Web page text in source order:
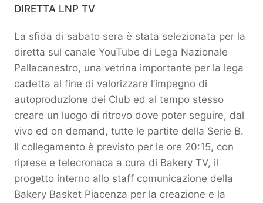
DIRETTA LNP TV
La sfida di sabato sera è stata selezionata per la
diretta sul canale YouTube di Lega Nazionale
Pallacanestro, una vetrina importante per la lega
cadetta al fine di valorizzare l’impegno di
autoproduzione dei Club ed al tempo stesso
creare un luogo di ritrovo dove poter seguire, dal
vivo ed on demand, tutte le partite della Serie B.
Il collegamento è previsto per le ore 20:15, con
riprese e telecronaca a cura di Bakery TV, il
progetto interno allo staff comunicazione della
Bakery Basket Piacenza per la creazione e la